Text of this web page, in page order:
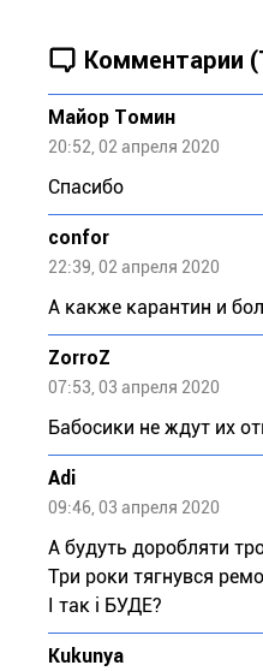
Комментарии
Майор Томин
20:52, 02 апреля 2020
Спасибо
confor
22:39, 02 апреля 2020
А какже карантин и
ZorroZ
07:53, 03 апреля 2020
Бабосики не ждут их
Adi
09:46, 03 апреля 2020
А будуть доробляти
Три роки тягнувся
І так і БУДЕ?
Kukunya